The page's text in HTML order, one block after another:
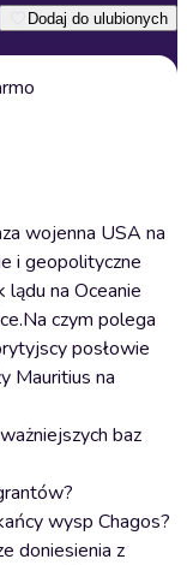
Dodaj do ulubionych
wojenna USA na
i geopolityczne
lądu na Oceanie
czym polega
posłowie
Mauritius na
baz
wysp Chagos?
doniesienia z